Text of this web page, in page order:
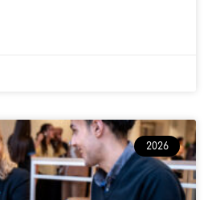
2026